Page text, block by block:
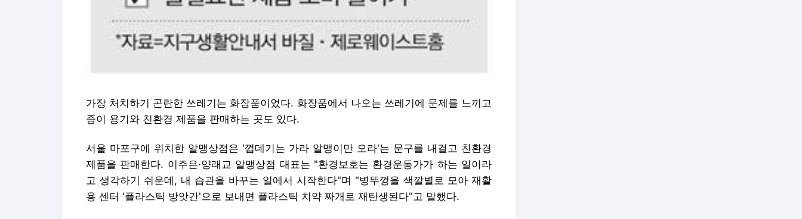
가장 처치하기 곤란한 쓰레기는 화장품이었다. 화장품에서 나오는 쓰레기에 문제를 느끼고
종이 용기와 친환경 제품을 판매하는 곳도 있다.
서울 마포구에 위치한 알맹상점은 '껍데기는 가라 알맹이만 오라'는 문구를 내걸고 친환경
제품을 판매한다. 이주은·양래교 알맹상점 대표는 "환경보호는 환경운동가가 하는 일이라
고 생각하기 쉬운데, 내 습관을 바꾸는 일에서 시작한다"며 "병뚜껑을 색깔별로 모아 재활
용 센터 '플라스틱 방앗간'으로 보내면 플라스틱 치약 짜개로 재탄생된다"고 말했다.